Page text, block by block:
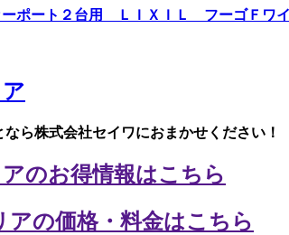
ポート２台用 ＬＩＸＩＬ フーゴＦワ
ら株式会社セイワにおまかせください！
の価格・料金はこちら